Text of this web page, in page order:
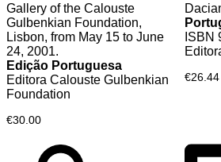
Gallery of the Calouste
Gulbenkian Foundation,
Lisbon, from May 15 to June
24, 2001.
Edição Portuguesa
Editora Calouste Gulbenkian
Foundation
€30.00
ISBN
€26.44